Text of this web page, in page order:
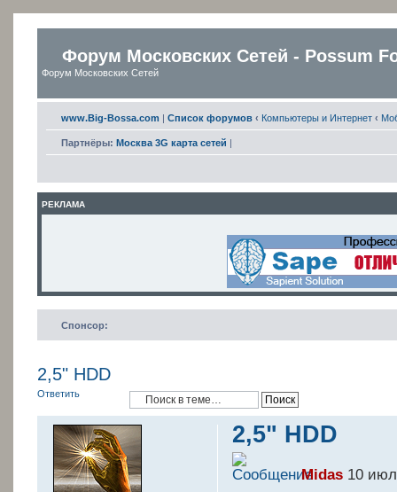
Форум Московских Сетей - Possum
Форум Московских Сетей
www.Big-Bossa.com | Список форумов ‹ Компьютеры и Интернет ‹
Партнёры: Москва 3G карта сетей |
РЕКЛАМА
Спонсор:
2,5" HDD
Ответить
2,5" HDD
Midas 10